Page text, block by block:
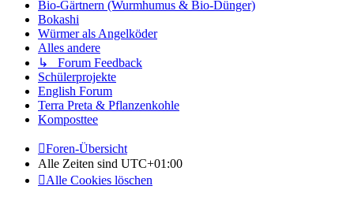
Bio-Gärtnern (Wurmhumus & Bio-Dünger)
Bokashi
Würmer als Angelköder
Alles andere
↳ Forum Feedback
Schülerprojekte
English Forum
Terra Preta & Pflanzenkohle
Komposttee
Foren-Übersicht
Alle Zeiten sind UTC+01:00
Alle Cookies löschen